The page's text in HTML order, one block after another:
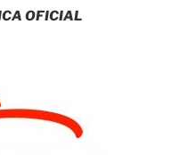
OFICIAL